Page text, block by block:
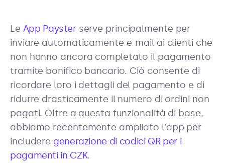
Le App Paysterserve principalmente per
inviare automaticamente e-mail ai clienti che
non hanno ancora completato il pagamento
tramite bonifico bancario. Ciò consente di
ricordare loro i dettagli del pagamento e di
ridurre drasticamente il numero di ordini non
pagati. Oltre a questa funzionalità di base,
abbiamo recentemente ampliato l'app per
includere generazione di codici QR per i
pagamenti in CZK.